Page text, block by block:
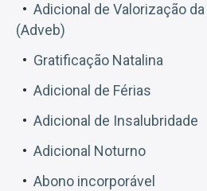
Adicional de Valorização
(Adveb)
Gratificação Natalina
Adicional de Férias
Adicional de Insalubridade
Adicional Noturno
Abono incorporável